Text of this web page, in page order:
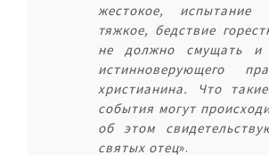
жестокое, испытание
тяжкое, бедствие
не должно смущать и
истинноверующего
христианина. Что
события могут
об этом
святых отец».